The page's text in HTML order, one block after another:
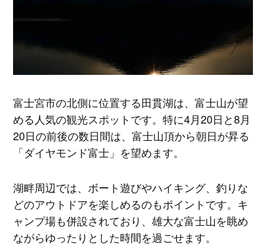
富士宮市の北側に位置する田貫湖は、富士山が望
める人気の観光スポットです。特に4月20日と8月
20日の前後の数日間は、富士山頂から朝日が昇る
「ダイヤモンド富士」を望めます。
湖畔周辺では、ボート遊びやハイキング、釣りな
どのアウトドアを楽しめるのもポイントです。キ
ャンプ場も併設されており、雄大な富士山を眺め
ながらゆったりとした時間を過ごせます。